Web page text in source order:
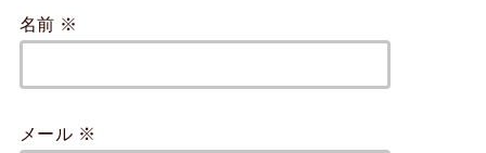
名前 ※
メール ※